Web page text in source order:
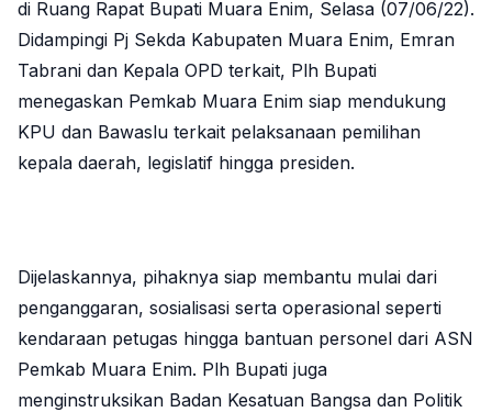
di Ruang Rapat Bupati Muara Enim, Selasa (07/06/22).
Didampingi Pj Sekda Kabupaten Muara Enim, Emran
Tabrani dan Kepala OPD terkait, Plh Bupati
menegaskan Pemkab Muara Enim siap mendukung
KPU dan Bawaslu terkait pelaksanaan pemilihan
kepala daerah, legislatif hingga presiden.
Dijelaskannya, pihaknya siap membantu mulai dari
penganggaran, sosialisasi serta operasional seperti
kendaraan petugas hingga bantuan personel dari ASN
Pemkab Muara Enim. Plh Bupati juga
menginstruksikan Badan Kesatuan Bangsa dan Politik